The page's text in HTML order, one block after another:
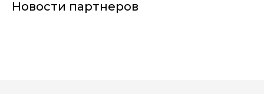
Новости партнеров